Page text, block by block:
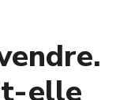
t-elle